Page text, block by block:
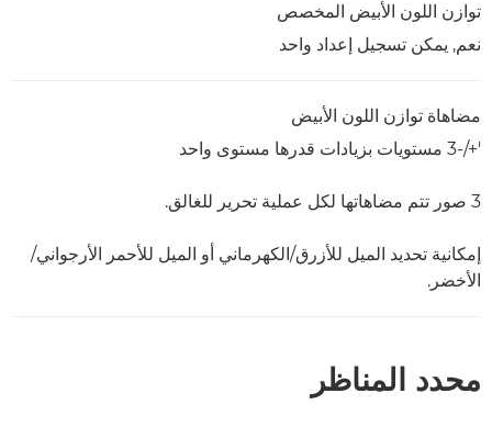
توازن اللون الأبيض المخصص
نعم, يمكن تسجيل إعداد واحد
مضاهاة توازن اللون الأبيض
'+/-3 مستويات بزيادات قدرها مستوى واحد
3 صور تتم مضاهاتها لكل عملية تحرير للغالق.
إمكانية تحديد الميل للأزرق/الكهرماني أو الميل للأحمر الأرجواني/
الأخضر.
محدد المناظر